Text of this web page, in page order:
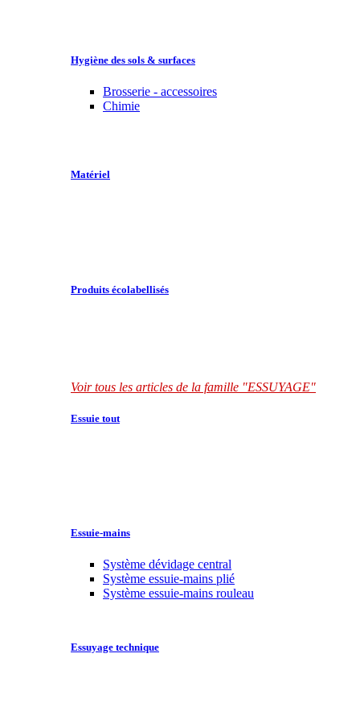
Hygiène des sols & surfaces
Brosserie - accessoires
Chimie
Matériel
Produits écolabellisés
Voir tous les articles de la famille "ESSUYAGE"
Essuie tout
Essuie-mains
Système dévidage central
Système essuie-mains plié
Système essuie-mains rouleau
Essuyage technique